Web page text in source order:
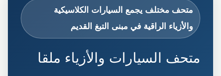
متحف مختلف يجمع السيارات الكلاسيكية
والأزياء الراقية في مبنى التبغ القديم
متحف السيارات والأزياء ملقا